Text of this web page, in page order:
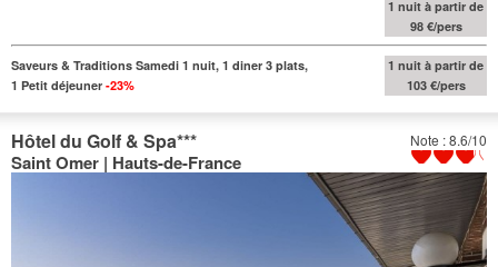
1 nuit à partir de
98 €/pers
Saveurs & Traditions Samedi 1 nuit, 1 diner 3 plats,
1 Petit déjeuner -23%
1 nuit à partir de
103 €/pers
Note : 8.6/10
Hôtel du Golf & Spa***
Saint Omer | Hauts-de-France